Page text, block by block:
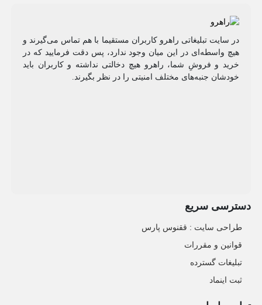
در سایت تبلیغاتی راهرو کاربران مستقیما با هم تماس می‌گیرند و
هیچ واسطه‌ای در این میان وجود ندارد، پس دقت فرمایید که در
خرید و فروشِ شما، راهرو هیچ دخالتی نداشته و کاربران باید
خودشان جنبه‌های مختلف امنیتی را در نظر بگیرند.
دسترسی سریع
طراحی سایت :‌ ققنوس پارس
قوانین و مقررات
تبلیغات گسترده
ثبت اینماد